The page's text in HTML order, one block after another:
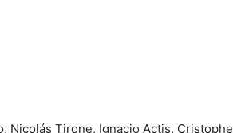
Nicolás Tirone, Ignacio Actis,